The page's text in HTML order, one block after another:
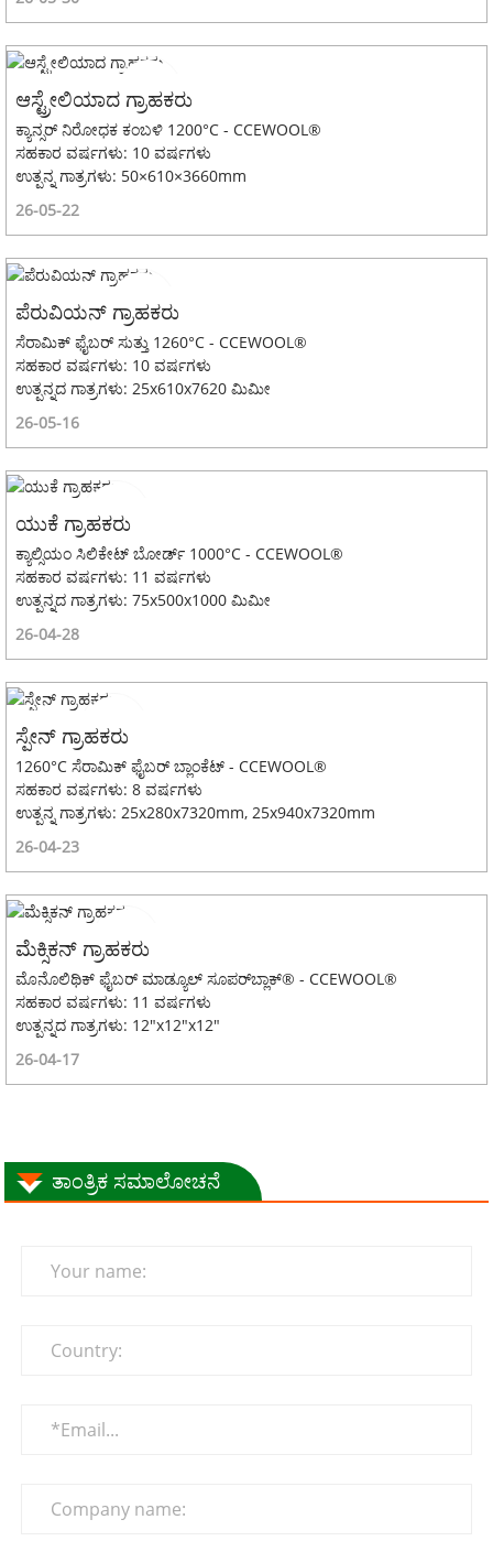
ಆಸ್ಟ್ರೇಲಿಯಾದ ಗ್ರಾಹಕರು
ಕ್ಯಾನ್ಸರ್ ನಿರೋಧಕ ಕಂಬಳಿ 1200°C - CCEWOOL®
ಸಹಕಾರ ವರ್ಷಗಳು: 10 ವರ್ಷಗಳು
ಉತ್ಪನ್ನ ಗಾತ್ರಗಳು: 50×610×3660mm
26-05-22
ಪೆರುವಿಯನ್ ಗ್ರಾಹಕರು
ಸೆರಾಮಿಕ್ ಫೈಬರ್ ಸುತ್ತು 1260°C - CCEWOOL®
ಸಹಕಾರ ವರ್ಷಗಳು: 10 ವರ್ಷಗಳು
ಉತ್ಪನ್ನದ ಗಾತ್ರಗಳು: 25x610x7620 ಮಿಮೀ
26-05-16
ಯುಕೆ ಗ್ರಾಹಕರು
ಕ್ಯಾಲ್ಸಿಯಂ ಸಿಲಿಕೇಟ್ ಬೋರ್ಡ್ 1000°C - CCEWOOL®
ಸಹಕಾರ ವರ್ಷಗಳು: 11 ವರ್ಷಗಳು
ಉತ್ಪನ್ನದ ಗಾತ್ರಗಳು: 75x500x1000 ಮಿಮೀ
26-04-28
ಸ್ಪೇನ್ ಗ್ರಾಹಕರು
1260°C ಸೆರಾಮಿಕ್ ಫೈಬರ್ ಬ್ಲಾಂಕೆಟ್ - CCEWOOL®
ಸಹಕಾರ ವರ್ಷಗಳು: 8 ವರ್ಷಗಳು
ಉತ್ಪನ್ನ ಗಾತ್ರಗಳು: 25x280x7320mm, 25x940x7320mm
26-04-23
ಮೆಕ್ಸಿಕನ್ ಗ್ರಾಹಕರು
ಮೊನೊಲಿಥಿಕ್ ಫೈಬರ್ ಮಾಡ್ಯೂಲ್ ಸೂಪರ್‌ಬ್ಲಾಕ್® - CCEWOOL®
ಸಹಕಾರ ವರ್ಷಗಳು: 11 ವರ್ಷಗಳು
ಉತ್ಪನ್ನದ ಗಾತ್ರಗಳು: 12"x12"x12"
26-04-17
ತಾಂತ್ರಿಕ ಸಮಾಲೋಚನೆ